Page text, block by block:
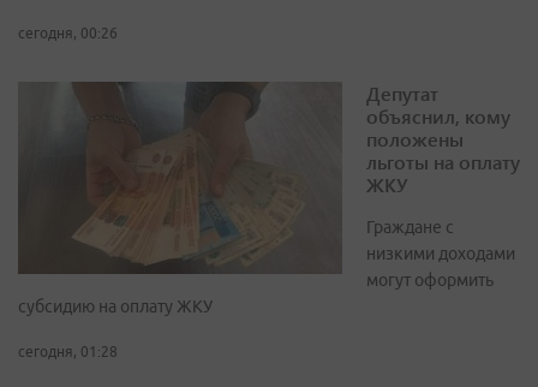
сегодня, 00:26
Депутат
объяснил, кому
положены
льготы на оплату
ЖКУ
Граждане с
низкими доходами
могут оформить
субсидию на оплату ЖКУ
сегодня, 01:28